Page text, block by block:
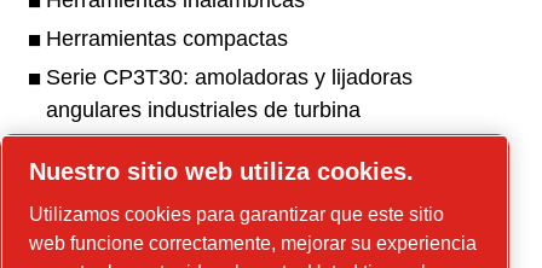
Herramientas compactas
Serie CP3T30: amoladoras y lijadoras
angulares industriales de turbina
angulares y de troqueles industriales
Serie CP3650 - Lijadoras y amoladoras
industriales
Nuestro sitio web utiliza cookies.
Utilizamos cookies para garantizar que este sitio
web funcione correctamente, mejorar su experiencia